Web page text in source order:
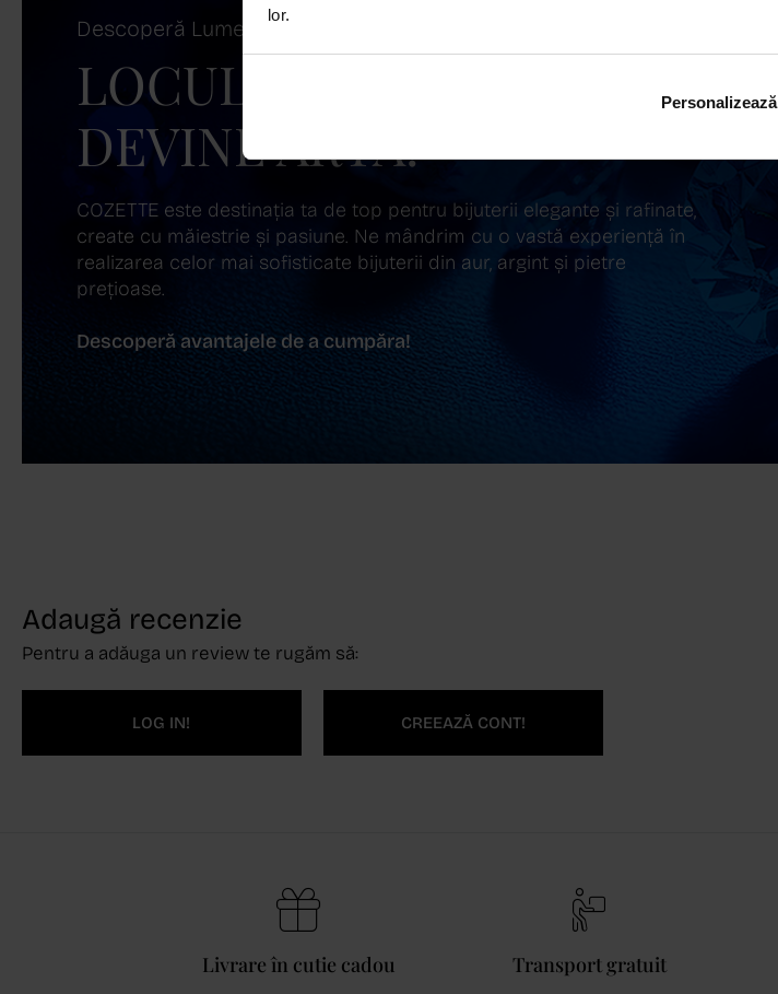
lor.
Personalizează
Descoperă Lumea COZETTE,
LOCUL UNDE STILUL
DEVINE ARTĂ!
COZETTE este destinația ta de top pentru bijuterii elegante și rafinate,
create cu măiestrie și pasiune. Ne mândrim cu o vastă experiență în
realizarea celor mai sofisticate bijuterii din aur, argint și pietre
prețioase.
Descoperă avantajele de a cumpăra!
Adaugă recenzie
Pentru a adăuga un review te rugăm să:
LOG IN! CREEAZĂ CONT!
Livrare în cutie cadou Transport gratuit